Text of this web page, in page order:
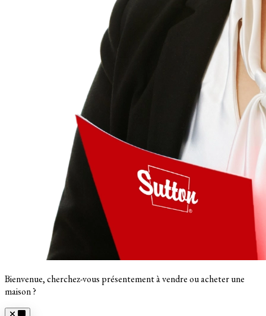
Bienvenue, cherchez-vous présentement à vendre ou acheter une
maison ?